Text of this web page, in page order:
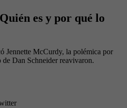
es y por qué lo
Jennette McCurdy, la polémica por
de Dan Schneider reavivaron.